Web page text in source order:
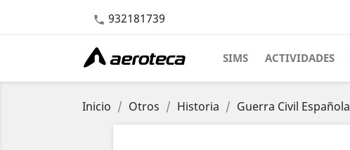
 932181739
SIMS ACTIVIDADES
Inicio Otros Historia Guerra Civil Española